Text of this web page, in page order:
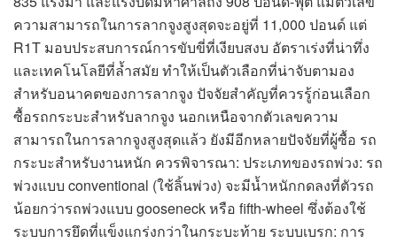
ความสามารถในการลากจูงสูงสุดจะอยู่ที่ 11,000 ปอนด์ แต่
R1T มอบประสบการณ์การขับขี่ที่เงียบสงบ อัตราเร่งที่น่าทึ่ง
และเทคโนโลยีที่ล้ำสมัย ทำให้เป็นตัวเลือกที่น่าจับตามอง
สำหรับอนาคตของการลากจูง ปัจจัยสำคัญที่ควรรู้ก่อนเลือก
ซื้อรถกระบะสำหรับลากจูง นอกเหนือจากตัวเลขความ
สามารถในการลากจูงสูงสุดแล้ว ยังมีอีกหลายปัจจัยที่ผู้ซื้อ รถ
กระบะสำหรับงานหนัก ควรพิจารณา: ประเภทของรถพ่วง: รถ
พ่วงแบบ conventional (ใช้ลิ้นพ่วง) จะมีน้ำหนักกดลงที่ตัวรถ
น้อยกว่ารถพ่วงแบบ gooseneck หรือ fifth-wheel ซึ่งต้องใช้
ระบบการยึดที่แข็งแกร่งกว่าในกระบะท้าย ระบบเบรก: การ